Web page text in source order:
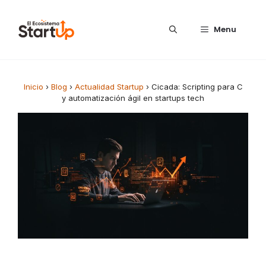
Menu
Inicio › Blog › Actualidad Startup › Cicada: Scripting para C
y automatización ágil en startups tech